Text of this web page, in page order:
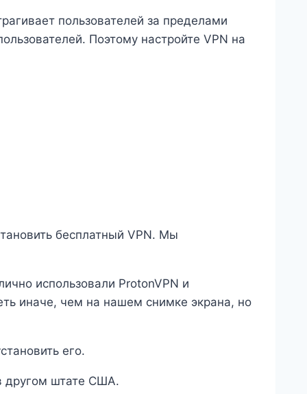
пользователей за пределами
Поэтому настройте VPN на
бесплатный VPN. Мы
использовали ProtonVPN и
иначе, чем на нашем снимке экрана, но
его.
другом штате США.